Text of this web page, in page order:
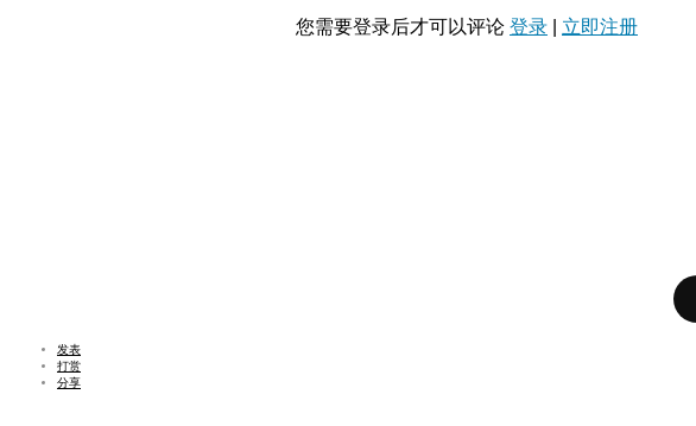
您需要登录后才可以评论 登录 立即注册
发表
打赏
分享